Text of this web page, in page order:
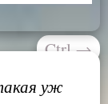
Ctrl →
уж